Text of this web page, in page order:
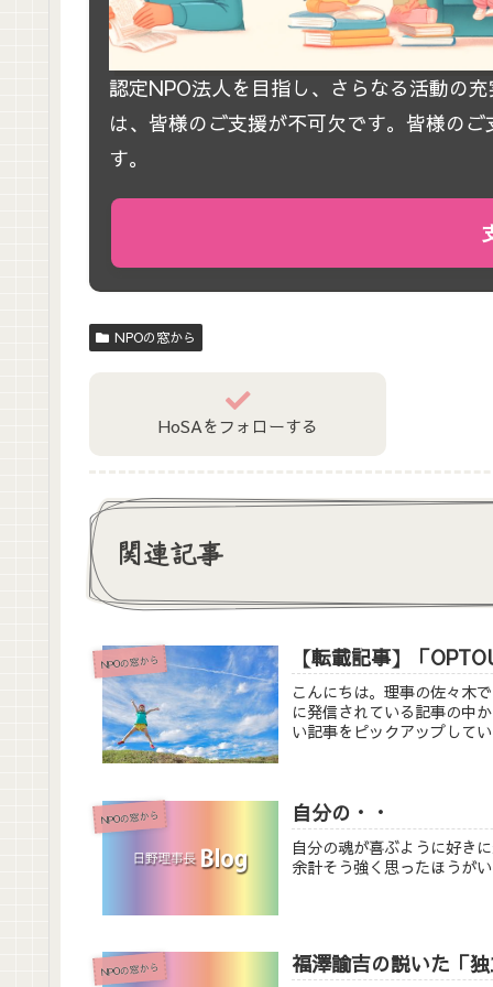
認定NPO法人を目指し、さらなる活動の
は、皆様のご支援が不可欠です。皆様の
す。
NPOの窓から
HoSAをフォローする
関連記事
NPOの窓から 【転載記事】「
こんにちは。理事の佐々木
に発信されている記事の中
い記事をピックアップして
NPOの窓から 自分の・・
自分の魂が喜ぶように好き
余計そう強く思ったほうが
NPOの窓から 福澤諭吉の説いた「